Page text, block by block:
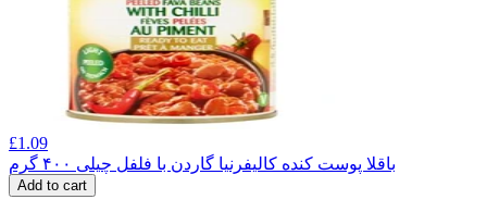
£1.09
باقلا پوست کنده کالیفرنیا گاردن با فلفل چیلی ۴۰۰ گرم
Add to cart